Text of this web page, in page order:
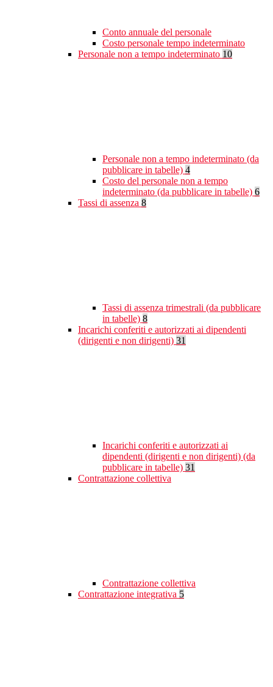
Conto annuale del personale
Costo personale tempo indeterminato
Personale non a tempo indeterminato 10
Personale non a tempo indeterminato (da
pubblicare in tabelle) 4
Costo del personale non a tempo
indeterminato (da pubblicare in tabelle) 6
Tassi di assenza 8
Tassi di assenza trimestrali (da pubblicare
in tabelle) 8
Incarichi conferiti e autorizzati ai dipendenti
(dirigenti e non dirigenti) 31
Incarichi conferiti e autorizzati ai
dipendenti (dirigenti e non dirigenti) (da
pubblicare in tabelle) 31
Contrattazione collettiva
Contrattazione collettiva
Contrattazione integrativa 5